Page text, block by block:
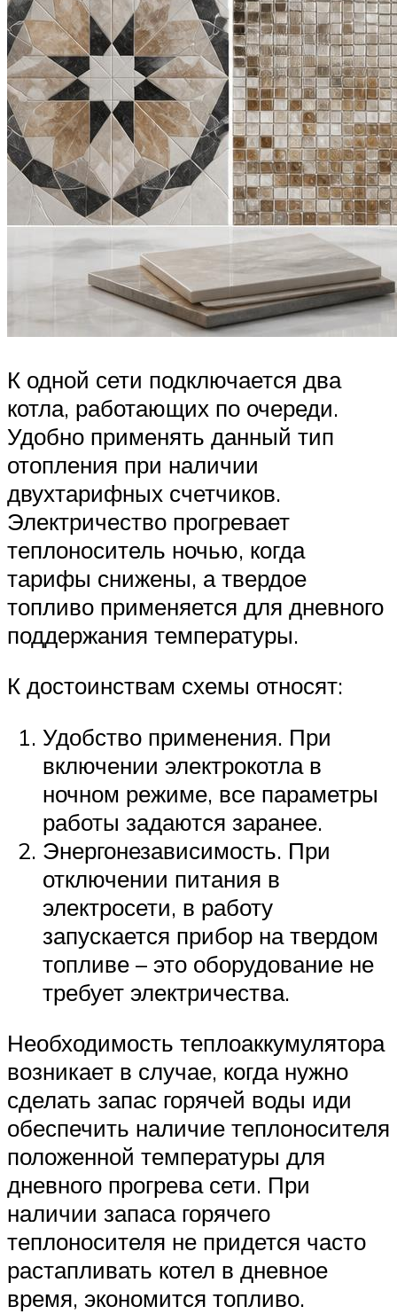
К одной сети подключается два
котла, работающих по очереди.
Удобно применять данный тип
отопления при наличии
двухтарифных счетчиков.
Электричество прогревает
теплоноситель ночью, когда
тарифы снижены, а твердое
топливо применяется для дневного
поддержания температуры.
К достоинствам схемы относят:
Удобство применения. При
включении электрокотла в
ночном режиме, все параметры
работы задаются заранее.
Энергонезависимость. При
отключении питания в
электросети, в работу
запускается прибор на твердом
топливе – это оборудование не
требует электричества.
Необходимость теплоаккумулятора
возникает в случае, когда нужно
сделать запас горячей воды иди
обеспечить наличие теплоносителя
положенной температуры для
дневного прогрева сети. При
наличии запаса горячего
теплоносителя не придется часто
растапливать котел в дневное
время, экономится топливо.